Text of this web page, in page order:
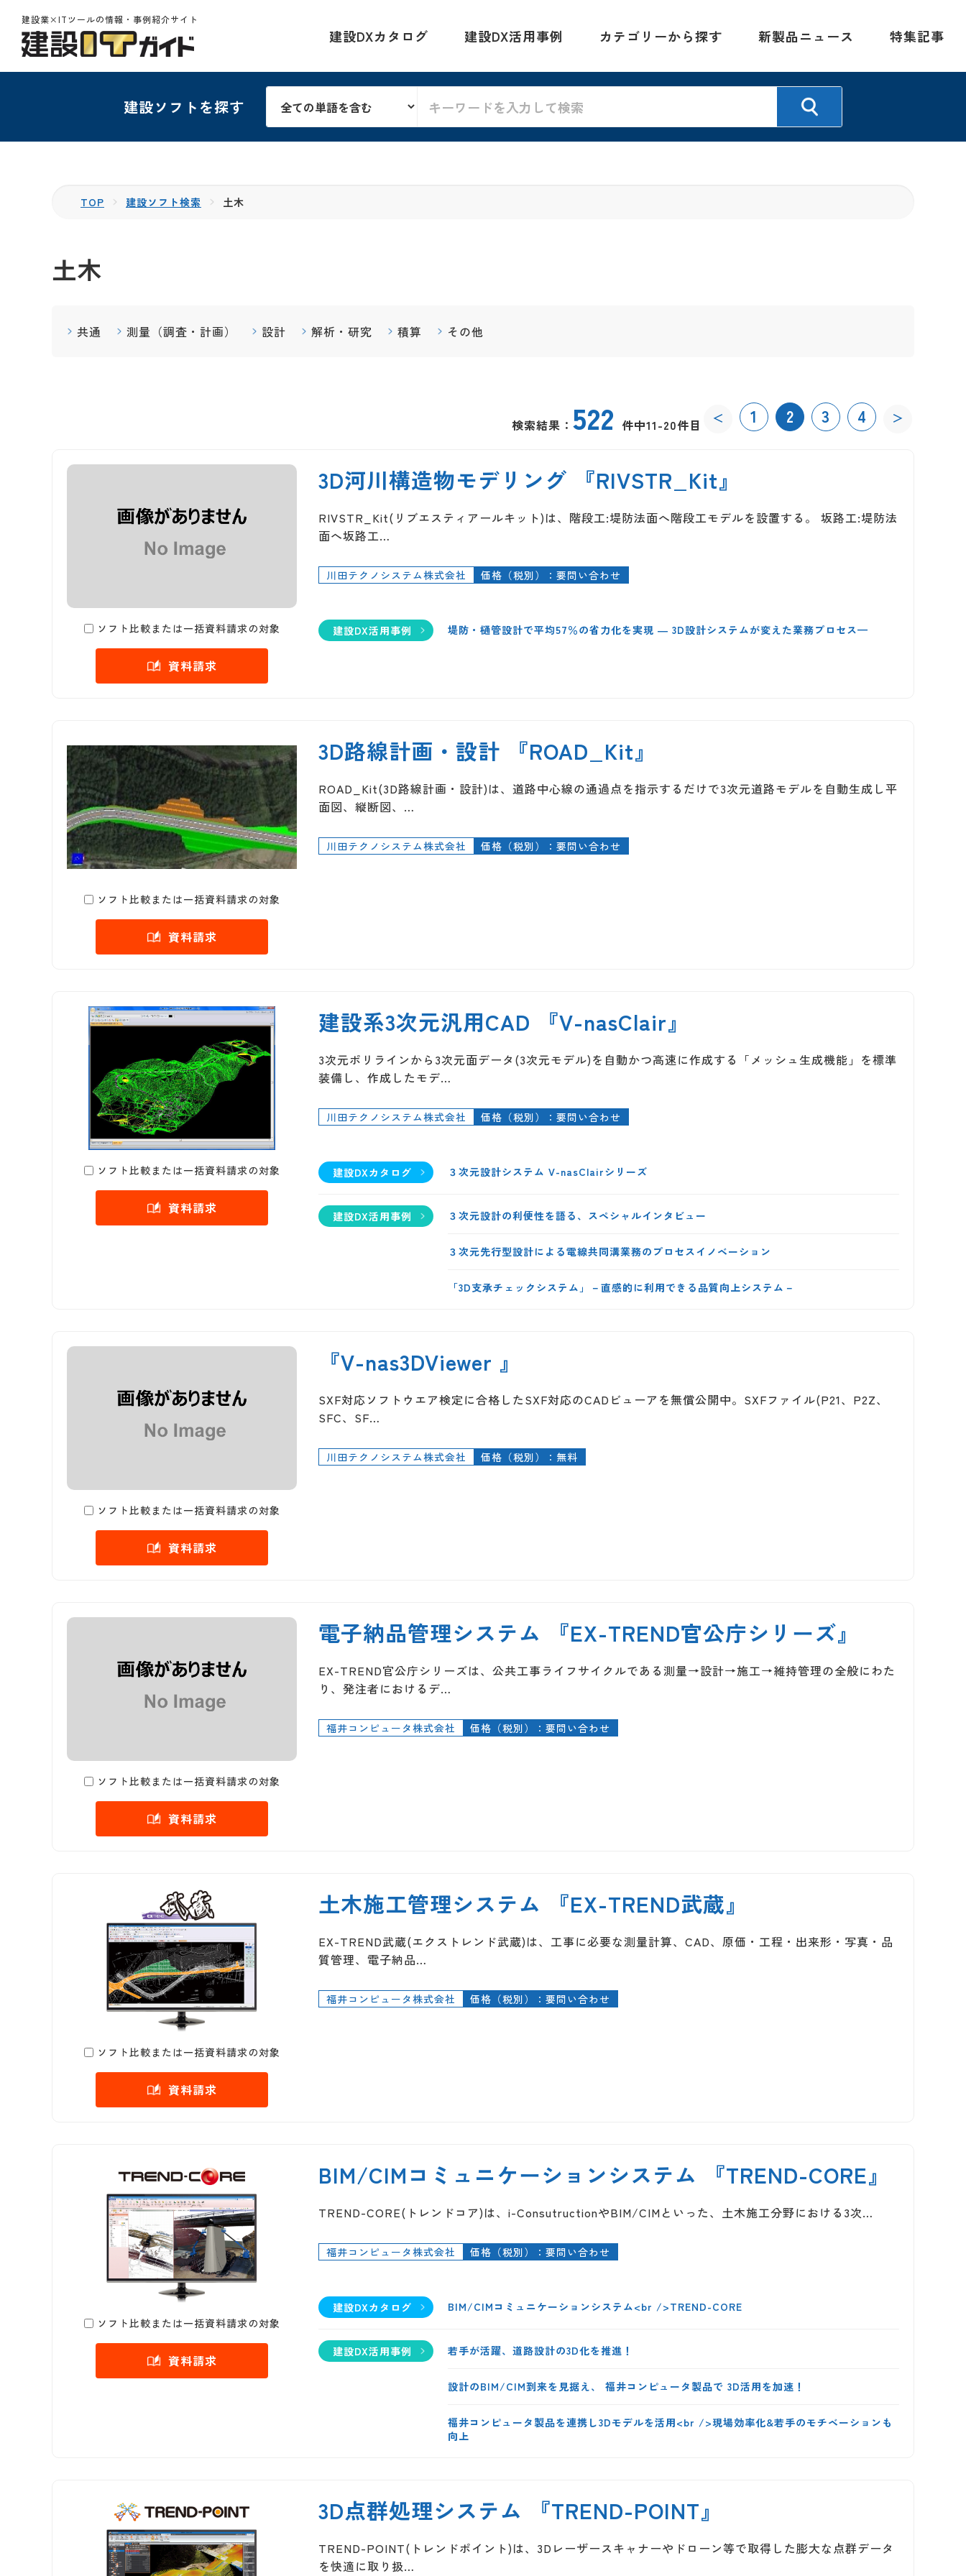
建設業×ITツールの情報・事例紹介サイト
建設DXカタログ 建設DX活用事例 カテゴリーから探す 新製品ニュース 特集記事
建設ソフトを探す
TOP 建設ソフト検索 土木
土木
共通 測量（調査・計画） 設計 解析・研究 積算 その他
検索結果： 522 件中11-20件目 ＜ 1 2 3 4 ＞
ソフト比較または一括資料請求の対象
資料請求
3D河川構造物モデリング 『RIVSTR_Kit』
RIVSTR_Kit(リブエスティアールキット)は、階段工:堤防法面へ階段工モデルを設置する。 坂路工:堤防法
面へ坂路工…
川田テクノシステム株式会社 価格（税別）：要問い合わせ
建設DX活用事例 堤防・樋管設計で平均57％の省力化を実現 ― 3D設計システムが変えた業務プロセス—
ソフト比較または一括資料請求の対象
資料請求
3D路線計画・設計 『ROAD_Kit』
ROAD_Kit(3D路線計画・設計)は、道路中心線の通過点を指示するだけで3次元道路モデルを自動生成し平
面図、縦断図、…
川田テクノシステム株式会社 価格（税別）：要問い合わせ
ソフト比較または一括資料請求の対象
資料請求
建設系3次元汎用CAD 『V-nasClair』
3次元ポリラインから3次元面データ(3次元モデル)を自動かつ高速に作成する「メッシュ生成機能」を標準
装備し、作成したモデ…
川田テクノシステム株式会社 価格（税別）：要問い合わせ
建設DXカタログ ３次元設計システム V-nasClairシリーズ
建設DX活用事例 ３次元設計の利便性を語る、スペシャルインタビュー
３次元先行型設計による電線共同溝業務のプロセスイノベーション
「3D支承チェックシステム」－直感的に利用できる品質向上システム－
ソフト比較または一括資料請求の対象
資料請求
『V-nas3DViewer 』
SXF対応ソフトウエア検定に合格したSXF対応のCADビューアを無償公開中。SXFファイル(P21、P2Z、
SFC、SF…
川田テクノシステム株式会社 価格（税別）：無料
ソフト比較または一括資料請求の対象
資料請求
電子納品管理システム 『EX-TREND官公庁シリーズ』
EX-TREND官公庁シリーズは、公共工事ライフサイクルである測量→設計→施工→維持管理の全般にわた
り、発注者におけるデ…
福井コンピュータ株式会社 価格（税別）：要問い合わせ
ソフト比較または一括資料請求の対象
資料請求
土木施工管理システム 『EX-TREND武蔵』
EX-TREND武蔵(エクストレンド武蔵)は、工事に必要な測量計算、CAD、原価・工程・出来形・写真・品
質管理、電子納品…
福井コンピュータ株式会社 価格（税別）：要問い合わせ
ソフト比較または一括資料請求の対象
資料請求
BIM/CIMコミュニケーションシステム 『TREND-CORE』
TREND-CORE(トレンドコア)は、i-ConsutructionやBIM/CIMといった、土木施工分野における3次…
福井コンピュータ株式会社 価格（税別）：要問い合わせ
建設DXカタログ BIM/CIMコミュニケーションシステム<br />TREND-CORE
建設DX活用事例 若手が活躍、道路設計の3D化を推進！
設計のBIM/CIM到来を見据え、 福井コンピュータ製品で 3D活用を加速！
福井コンピュータ製品を連携し3Dモデルを活用<br />現場効率化&若手のモチベーションも
向上
3D点群処理システム 『TREND-POINT』
TREND-POINT(トレンドポイント)は、3Dレーザースキャナーやドローン等で取得した膨大な点群データ
を快適に取り扱…